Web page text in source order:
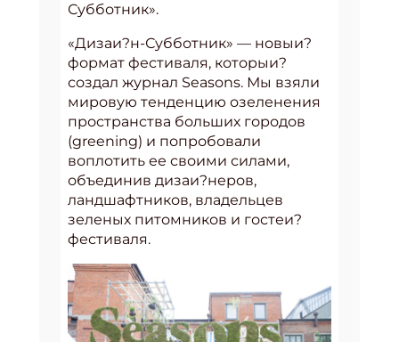
Субботник».
«Дизаи?н-Субботник» — новыи?
формат фестиваля, которыи?
создал журнал Seasons. Мы взяли
мировую тенденцию озеленения
пространства больших городов
(greening) и попробовали
воплотить ее своими силами,
объединив дизаи?неров,
ландшафтников, владельцев
зеленых питомников и гостеи?
фестиваля.